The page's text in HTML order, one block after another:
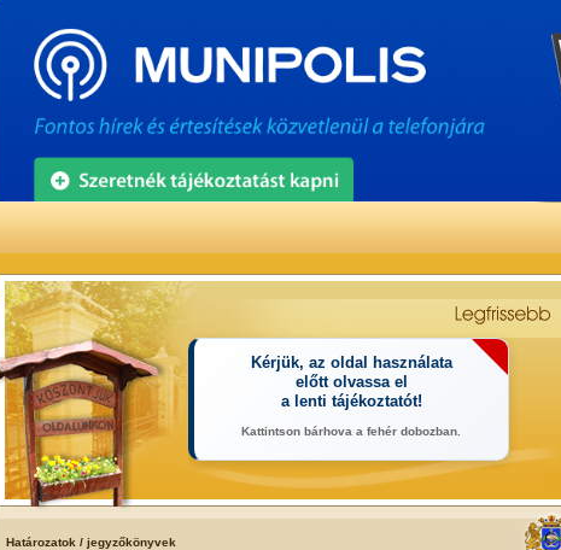
Kérjük, az oldal használata
előtt olvassa el
a lenti tájékoztatót!
Kattintson bárhova a fehér dobozban.
Határozatok / jegyzőkönyvek